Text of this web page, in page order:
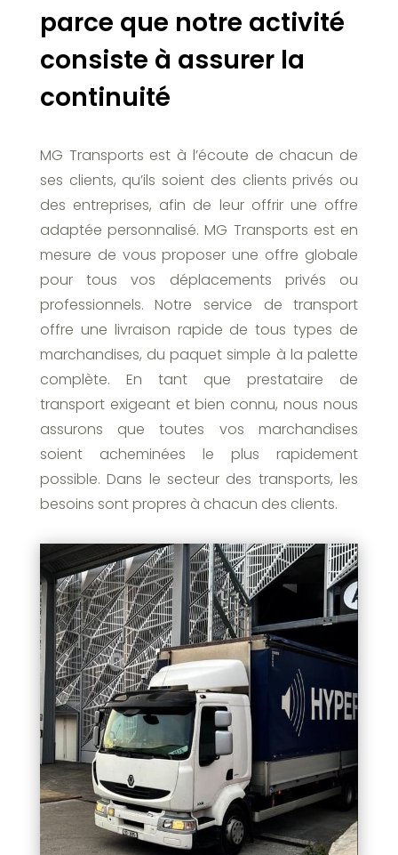
parce que notre activité
consiste à assurer la
continuité
MG Transports est à l’écoute de chacun de
ses clients, qu’ils soient des clients privés ou
des entreprises, afin de leur offrir une offre
adaptée personnalisé. MG Transports est en
mesure de vous proposer une offre globale
pour tous vos déplacements privés ou
professionnels. Notre service de transport
offre une livraison rapide de tous types de
marchandises, du paquet simple à la palette
complète. En tant que prestataire de
transport exigeant et bien connu, nous nous
assurons que toutes vos marchandises
soient acheminées le plus rapidement
possible. Dans le secteur des transports, les
besoins sont propres à chacun des clients.